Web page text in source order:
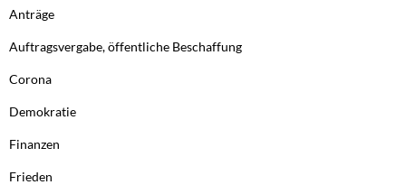
Anträge
Auftragsvergabe, öffentliche Beschaffung
Corona
Demokratie
Finanzen
Frieden